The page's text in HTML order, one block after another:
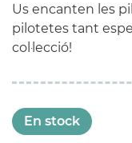
Us encanten les
pilotetes tant
col·lecció!
En stock